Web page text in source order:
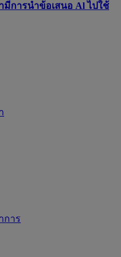
มีการนำข้อเสนอ Al ไปใช้
การ